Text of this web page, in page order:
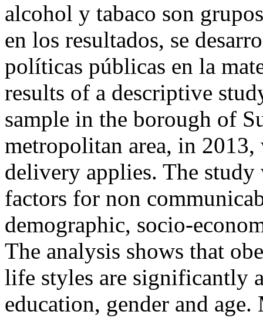
alcohol y tabaco son
en los resultados, se
políticas públicas en la
results of a descriptive
sample in the borough of
metropolitan area, in 2013,
delivery applies. The
factors for non
demographic, socio-
The analysis shows that
life styles are significantly
education, gender and